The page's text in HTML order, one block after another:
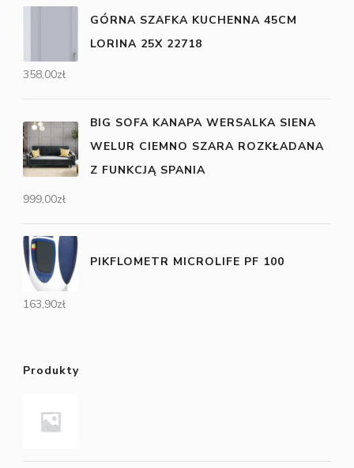
GÓRNA SZAFKA KUCHENNA 45CM
LORINA 25X 22718
358,00zł
BIG SOFA KANAPA WERSALKA SIENA
WELUR CIEMNO SZARA ROZKŁADANA
Z FUNKCJĄ SPANIA
999,00zł
PIKFLOMETR MICROLIFE PF 100
163,90zł
Produkty